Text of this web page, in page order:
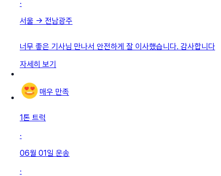
·
서울 → 전남광주
너무 좋은 기사님 만나서 안전하게 잘 이사했습니다. 감사합니다
자세히 보기
매우 만족
1톤 트럭
·
06월 01일 운송
·